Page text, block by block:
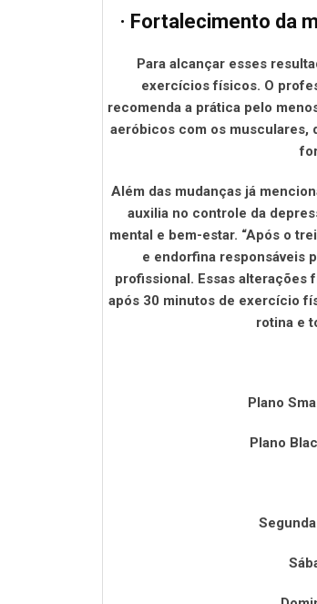
· Fortalecimento da
Para alcançar esses
exercícios físicos. O
recomenda a prática pelo
aeróbicos com os musculares,
Além das mudanças já
auxilia no controle da
mental e bem-estar. “Após o
e endorfina responsáveis
profissional. Essas alterações
após 30 minutos de exercício
rotina e
Plano
Plano